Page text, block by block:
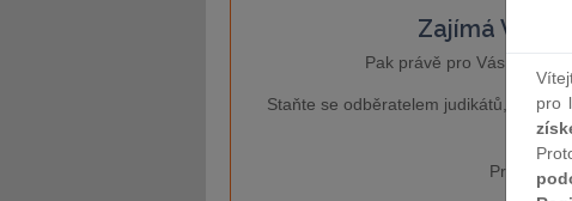
Zajímá Vás
Pak právě pro Vás je
Staňte se odběratelem judikátů, které
Pro více
pro